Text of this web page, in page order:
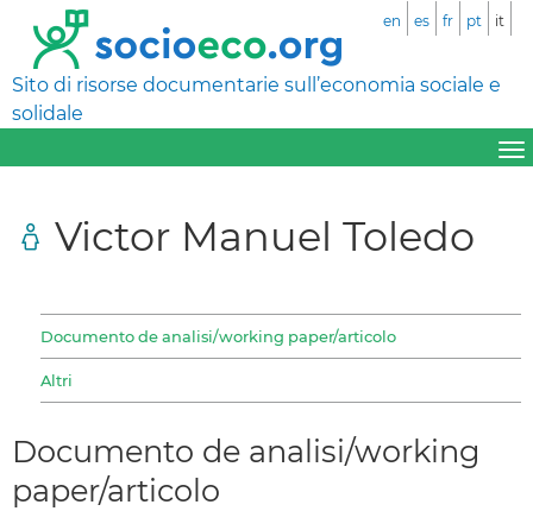
Sito di risorse documentarie sull’economia sociale e
solidale
en es fr pt it
Victor Manuel Toledo
Documento de analisi/working paper/articolo
Altri
Documento de analisi/working
paper/articolo